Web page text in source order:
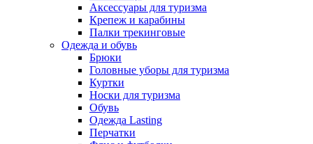
Аксессуары для туризма
Крепеж и карабины
Палки трекинговые
Одежда и обувь
Брюки
Головные уборы для туризма
Куртки
Носки для туризма
Обувь
Одежда Lasting
Перчатки